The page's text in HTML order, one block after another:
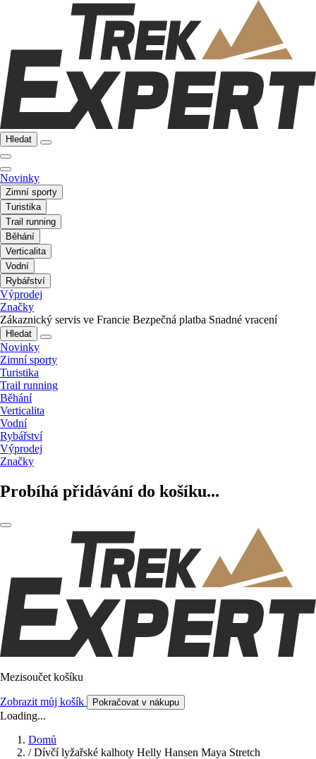
Hledat
Novinky
Zimní sporty
Turistika
Trail running
Běhání
Verticalita
Vodní
Rybářství
Výprodej
Značky
Zákaznický servis ve Francie Bezpečná platba Snadné vracení
Hledat
Novinky
Zimní sporty
Turistika
Trail running
Běhání
Verticalita
Vodní
Rybářství
Výprodej
Značky
Probíhá přidávání do košíku...
Mezisoučet košíku
Zobrazit můj košík Pokračovat v nákupu
Loading...
Domů
/ Dívčí lyžařské kalhoty Helly Hansen Maya Stretch